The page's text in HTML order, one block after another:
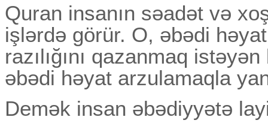
Quran insanın səadət və
işlərdə görür. O, əbədi
razılığını qazanmaq
əbədi həyat arzulamaqla
Demək insan əbədiyyətə